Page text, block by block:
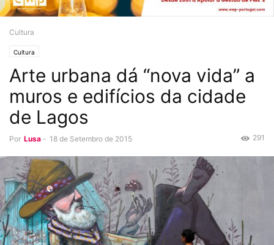
Cultura
Cultura
Arte urbana dá “nova vida” a
muros e edifícios da cidade
de Lagos
Por Lusa - 18 de Setembro de 2015 291